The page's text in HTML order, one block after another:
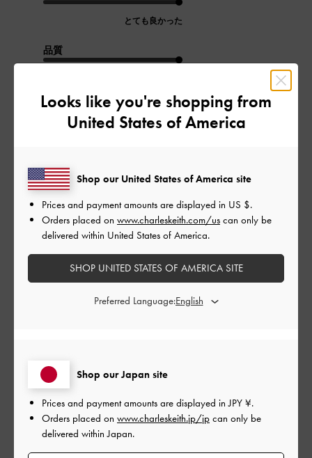
とても良かった
品質
もっと見る
ご利用者様
探していたジャストサイズと色
サイズ: その他（シューズ以外）
デザイン
とても良かった
Looks like you're shopping from
United States of America
Shop our Japan site
Prices and payment amounts are displayed inJPY ¥.
Orders placed on www.charleskeith.jp/jp can only be
delivered within Japan.
Shop our United States of America site
Prices and payment amounts are displayed in US $.
Orders placed on www.charleskeith.com/us can only be
delivered within United States of America.
SHOP UNITED STATES OF AMERICA SITE
Preferred Language: